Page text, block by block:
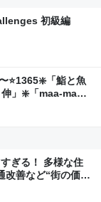
初級編
⭐️1365❇️「鮨と魚
」❇️「maa-made
ぎる！ 多様な住
改善など“街の価値